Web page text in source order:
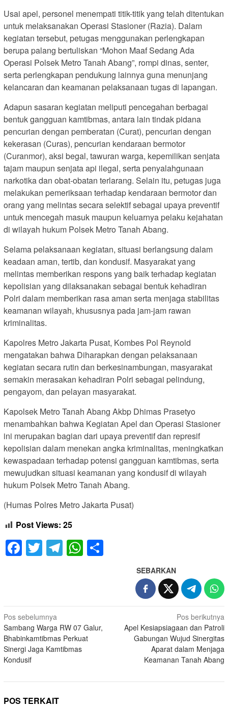
Usai apel, personel menempati titik-titik yang telah ditentukan
untuk melaksanakan Operasi Stasioner (Razia). Dalam
kegiatan tersebut, petugas menggunakan perlengkapan
berupa palang bertuliskan “Mohon Maaf Sedang Ada
Operasi Polsek Metro Tanah Abang”, rompi dinas, senter,
serta perlengkapan pendukung lainnya guna menunjang
kelancaran dan keamanan pelaksanaan tugas di lapangan.
Adapun sasaran kegiatan meliputi pencegahan berbagai
bentuk gangguan kamtibmas, antara lain tindak pidana
pencurian dengan pemberatan (Curat), pencurian dengan
kekerasan (Curas), pencurian kendaraan bermotor
(Curanmor), aksi begal, tawuran warga, kepemilikan senjata
tajam maupun senjata api ilegal, serta penyalahgunaan
narkotika dan obat-obatan terlarang. Selain itu, petugas juga
melakukan pemeriksaan terhadap kendaraan bermotor dan
orang yang melintas secara selektif sebagai upaya preventif
untuk mencegah masuk maupun keluarnya pelaku kejahatan
di wilayah hukum Polsek Metro Tanah Abang.
Selama pelaksanaan kegiatan, situasi berlangsung dalam
keadaan aman, tertib, dan kondusif. Masyarakat yang
melintas memberikan respons yang baik terhadap kegiatan
kepolisian yang dilaksanakan sebagai bentuk kehadiran
Polri dalam memberikan rasa aman serta menjaga stabilitas
keamanan wilayah, khususnya pada jam-jam rawan
kriminalitas.
Kapolres Metro Jakarta Pusat, Kombes Pol Reynold
mengatakan bahwa Diharapkan dengan pelaksanaan
kegiatan secara rutin dan berkesinambungan, masyarakat
semakin merasakan kehadiran Polri sebagai pelindung,
pengayom, dan pelayan masyarakat.
Kapolsek Metro Tanah Abang Akbp Dhimas Prasetyo
menambahkan bahwa Kegiatan Apel dan Operasi Stasioner
ini merupakan bagian dari upaya preventif dan represif
kepolisian dalam menekan angka kriminalitas, meningkatkan
kewaspadaan terhadap potensi gangguan kamtibmas, serta
mewujudkan situasi keamanan yang kondusif di wilayah
hukum Polsek Metro Tanah Abang.
(Humas Polres Metro Jakarta Pusat)
Post Views: 25
Facebook
Twitter
Telegram
WhatsApp
SEBARKAN
Navigasi
pos
Pos sebelumnya
Sambang Warga RW 07 Galur,
Bhabinkamtibmas Perkuat
Sinergi Jaga Kamtibmas
Kondusif
Pos berikutnya
Apel Kesiapsiagaan dan Patroli
Gabungan Wujud Sinergitas
Aparat dalam Menjaga
Keamanan Tanah Abang
POS TERKAIT